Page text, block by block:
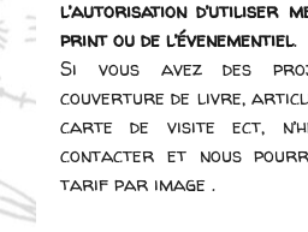
l’autorisation d’utiliser
print ou de l’évenementiel.
Si vous avez des
couverture de livre,
carte de visite ect,
contacter et nous
tarif par image .